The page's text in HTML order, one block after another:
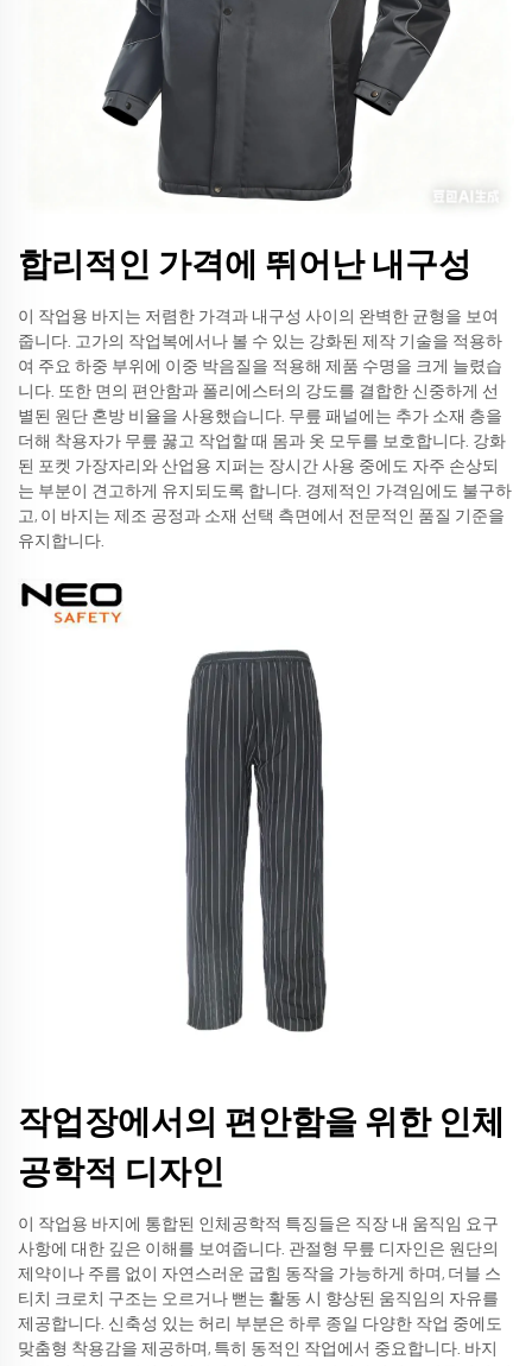
합리적인 가격에 뛰어난 내구성
이 작업용 바지는 저렴한 가격과 내구성 사이의 완벽한 균형을 보여
줍니다. 고가의 작업복에서나 볼 수 있는 강화된 제작 기술을 적용하
여 주요 하중 부위에 이중 박음질을 적용해 제품 수명을 크게 늘렸습
니다. 또한 면의 편안함과 폴리에스터의 강도를 결합한 신중하게 선
별된 원단 혼방 비율을 사용했습니다. 무릎 패널에는 추가 소재 층을
더해 착용자가 무릎 꿇고 작업할 때 몸과 옷 모두를 보호합니다. 강화
된 포켓 가장자리와 산업용 지퍼는 장시간 사용 중에도 자주 손상되
는 부분이 견고하게 유지되도록 합니다. 경제적인 가격임에도 불구하
고, 이 바지는 제조 공정과 소재 선택 측면에서 전문적인 품질 기준을
유지합니다.
작업장에서의 편안함을 위한 인체
공학적 디자인
이 작업용 바지에 통합된 인체공학적 특징들은 직장 내 움직임 요구
사항에 대한 깊은 이해를 보여줍니다. 관절형 무릎 디자인은 원단의
제약이나 주름 없이 자연스러운 굽힘 동작을 가능하게 하며, 더블 스
티치 크로치 구조는 오르거나 뻗는 활동 시 향상된 움직임의 자유를
제공합니다. 신축성 있는 허리 부분은 하루 종일 다양한 작업 중에도
맞춤형 착용감을 제공하며, 특히 동적인 작업에서 중요합니다. 바지